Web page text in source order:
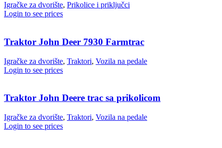
Igračke za dvorište, Prikolice i priključci
Login to see prices
Traktor John Deer 7930 Farmtrac
Igračke za dvorište, Traktori, Vozila na pedale
Login to see prices
Traktor John Deere trac sa prikolicom
Igračke za dvorište, Traktori, Vozila na pedale
Login to see prices